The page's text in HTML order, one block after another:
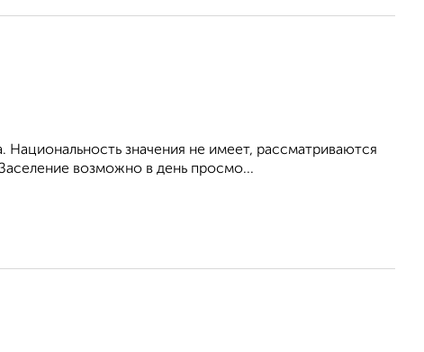
Национальность значения не имеет, рассматриваются
возможно в день просмо...